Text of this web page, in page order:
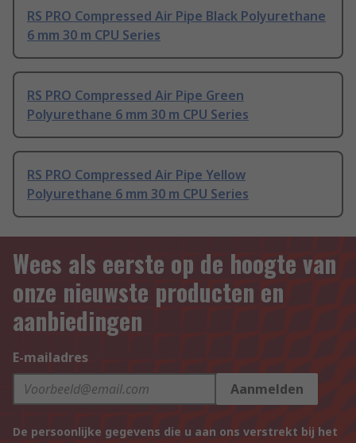
RS PRO Compressed Air Pipe Black Polyurethane
6 mm 30 m CPU Series
RS PRO Compressed Air Pipe Green
Polyurethane 6 mm 30 m CPU Series
RS PRO Compressed Air Pipe Yellow
Polyurethane 6 mm 30 m CPU Series
Wees als eerste op de hoogte van
onze nieuwste producten en
aanbiedingen
E-mailadres
Aanmelden
De persoonlijke gegevens die u aan ons verstrekt bij het